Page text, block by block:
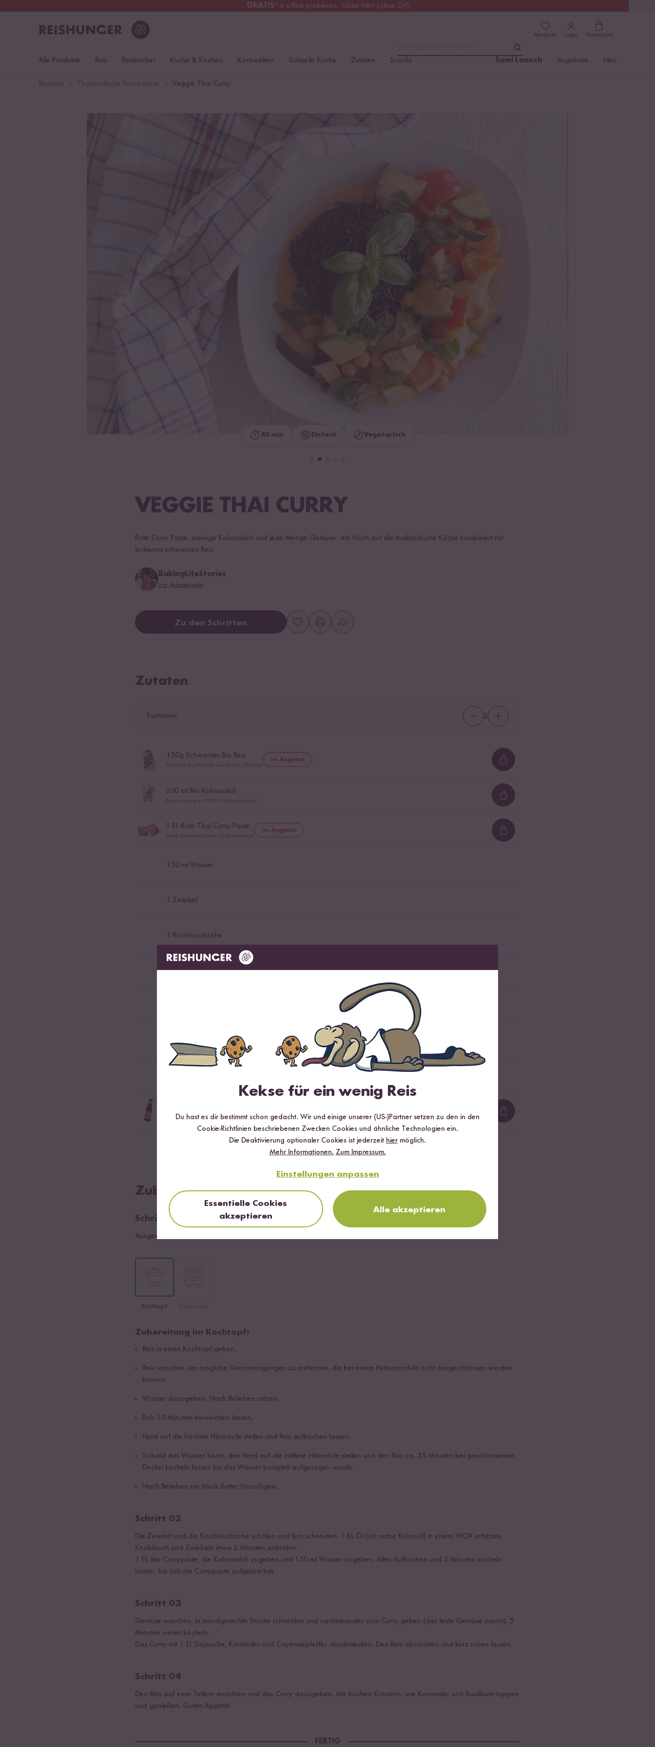
GRATIS* 4 x Reis probieren - klicke hier! (ohne CH)
Kostenloser Versand
Merkliste Login Warenkorb
Alle Produkte Reis Reiskocher Küche & Kochen Kochwelten Schnelle Küche Zutaten Snacks Sumi Launch Angebote Neu
Veggie Thai Curry
40 min Einfach Vegetarisch
VEGGIE THAI CURRY
Rote Curry Paste, cremige Kokosmilch und jede Menge Gemüse - ein Hoch auf die thailändische Küche kombiniert mit
leckerem schwarzen Reis.
BakingLifeStories
zur Autorenseite
Zu den Schritten
Zutaten
Portionen 2
150g Schwarzer Bio Reis im Angebot
Loading...
200ml Bio Kokosmilch
Loading...
1 EL Rote Thai Curry Paste im Angebot
Loading...
150ml Wasser
1 Zwiebel
1 Knoblauchzehe
1rote Paprika
Sojasauce für das Würzen von Sushi Loading...
Salz, Koriander und Cayennepfeffer
Zubereitung
Schritt 01
Ausgewählte Sorte:
Kochtopf
Zubereitung im Kochtopf:
Reis in einen Kochtopf geben.
Reis waschen, um mögliche Verunreinigungen zu entfernen, die bei einem Naturprodukt nicht ausgeschlossen werden
können.
Wasser dazugeben. Nach Belieben salzen.
Reis 10 Minuten einweichen lassen.
Herd auf die höchste Hitzestufe stellen und Reis aufkochen lassen.
Sobald das Wasser kocht, den Herd auf die mittlere Hitzestufe stellen und den Reis ca. 35 Minuten bei geschlossenem
Deckel köcheln lassen bis das Wasser komplett aufgesogen wurde.
Nach Belieben ein Stück Butter hinzufügen.
Schritt 02
Die Zwiebel und die Knoblauchzehe schälen und fein schneiden. 1 EL Öl (ich nutze Kokosöl) in einem WOK erhitzen,
Knoblauch und Zwiebeln etwa 2 Minuten anbraten.
1 EL der Currypaste, die Kokosmilch zugeben und 150 ml Wasser zugeben. Alles Aufkochen und 5 Minuten köcheln
lassen, bis sich die Currypaste aufgelöst hat.
Schritt 03
Gemüse waschen, in mundgerechte Stücke schneiden und nacheinander zum Curry geben (das feste Gemüse zuerst). 5
Minuten weiter köcheln.
Das Curry mit 1 EL Sojasoße, Koriander und Cayennepfeffer abschmecken. Den Reis abschütten und kurz ruhen lassen.
Schritt 04
Den Reis auf zwei Tellern anrichten und das Curry dazugeben. Mit frischen Kräutern, wie Koriander und Basilikum toppen
und genießen. Guten Appetit!
FERTIG
Kekse für ein wenig Reis
Du hast es dir bestimmt schon gedacht. Wir und einige unserer (US-)Partner setzen zu den in den
Cookie-Richtlinien beschriebenen Zwecken Cookies und ähnliche Technologien ein.
Die Deaktivierung optionaler Cookies ist jederzeit hier möglich.
Mehr Informationen. Zum Impressum.
Einstellungen anpassen
Essentielle Cookies
akzeptieren
Alle akzeptieren